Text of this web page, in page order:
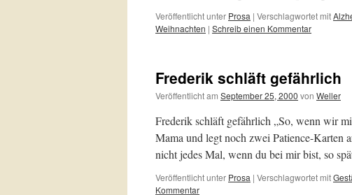
Veröffentlicht unter Prosa | Verschlagwortet mit
Weihnachten | Schreib einen Kommentar
Frederik schläft gefährlich
Veröffentlicht am September 25, 2000 von Weller
Frederik schläft gefährlich „So, wenn wir
Mama und legt noch zwei Patience-Karten
nicht jedes Mal, wenn du bei mir bist, so
Veröffentlicht unter Prosa | Verschlagwortet mit
Kommentar